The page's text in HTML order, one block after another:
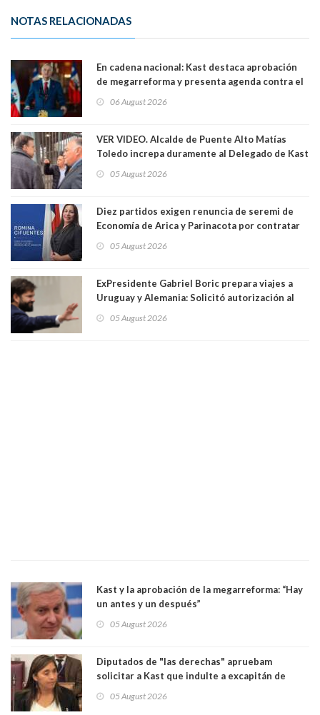
NOTAS RELACIONADAS
En cadena nacional: Kast destaca aprobación
de megarreforma y presenta agenda contra el
06 August 2026
VER VIDEO. Alcalde de Puente Alto Matías
Toledo increpa duramente al Delegado de Kast
delegado nuevamente arrancando"
05 August 2026
Diez partidos exigen renuncia de seremi de
Economía de Arica y Parinacota por contratar
una militante de RN, detenida con 47 kilos de
05 August 2026
ExPresidente Gabriel Boric prepara viajes a
Uruguay y Alemania: Solicitó autorización al
05 August 2026
Kast y la aprobación de la megarreforma: “Hay
un antes y un después”
05 August 2026
Diputados de "las derechas" apruebam
solicitar a Kast que indulte a excapitán de
senadora Fabiola Campillai
05 August 2026